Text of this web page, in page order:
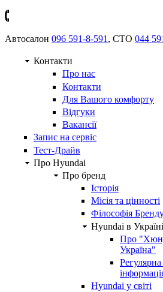
Автосалон 096 591-8-591 , СТО 044
Контакти
Про нас
Контакти
Для Вашого комфорту
Відгуки
Вакансії
Запис на сервіс
Тест-Драйв
Про Hyundai
Про бренд
Історія
Місія та цінності
Філософія
Hyundai в Україні
Про
Україна"
Hyundai у світі